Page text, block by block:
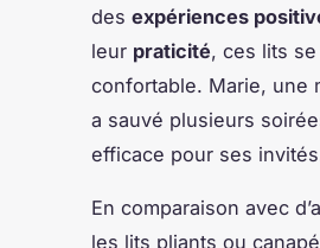
des expériences
leur praticité, ces lits
confortable. Marie, une
a sauvé plusieurs
efficace pour ses
En comparaison avec
les lits pliants ou